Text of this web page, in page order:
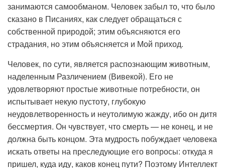
занимаются самообманом. Человек забыл то, что было
сказано в Писаниях, как следует обращаться с
собственной природой; этим объясняются его
страдания, но этим объясняется и Мой приход.
Человек, по сути, является распознающим животным,
наделенным Различением (Вивекой). Его не
удовлетворяют простые животные потребности, он
испытывает некую пустоту, глубокую
неудовлетворенность и неутолимую жажду, ибо он дитя
бессмертия. Он чувствует, что смерть — не конец, и не
должна быть концом. Эта мудрость побуждает человека
искать ответы на преследующие его вопросы: откуда я
пришел, куда иду, каков конец пути? Поэтому Интеллект